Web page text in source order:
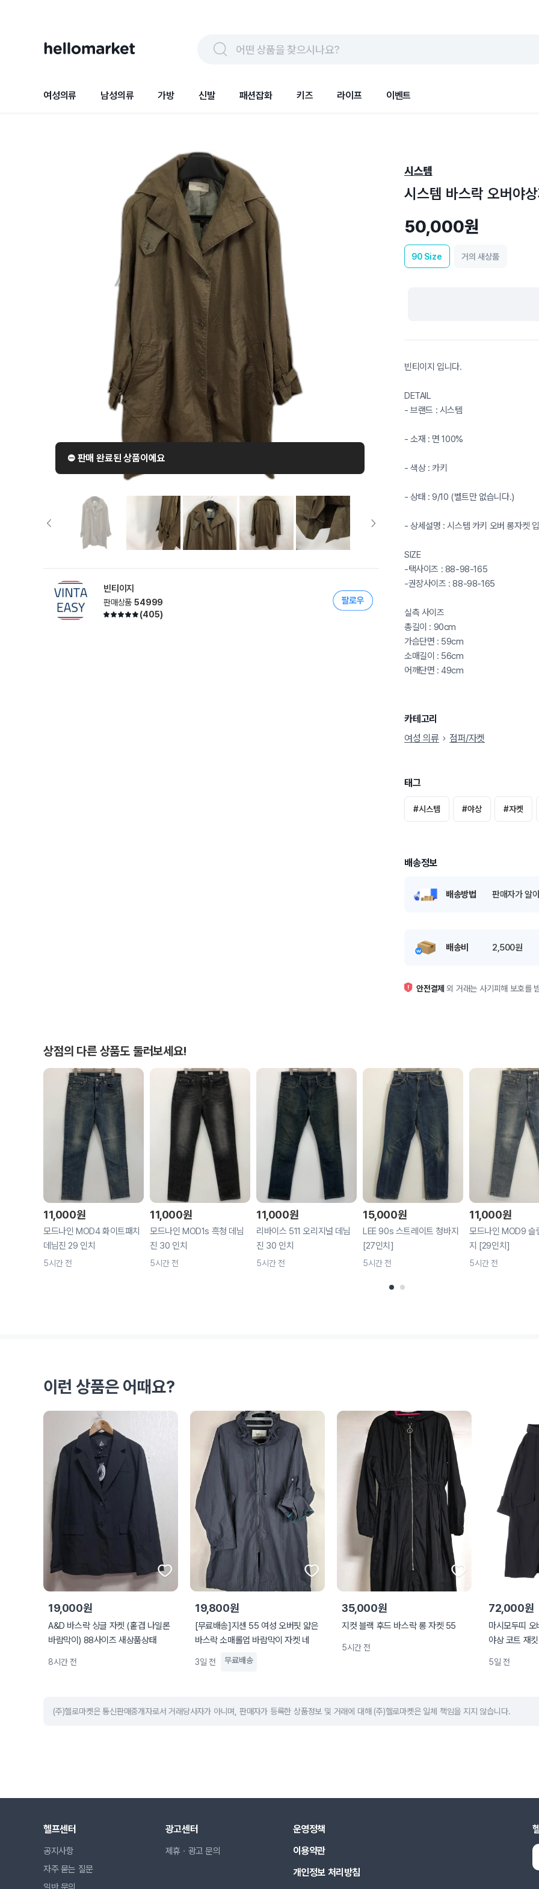
어떤 상품을 찾으시나요?
여성의류 남성의류 가방 신발 패션잡화 키즈 라이프 이벤트
⛔️ 판매 완료된 상품이에요
빈티이지
판매상품 54999
(405)
시스템
시스템 바스락 오버
50,000원
90 Size 거의 새상품
빈티이지 입니다.
DETAIL
- 브랜드 : 시스템
- 소재 : 면 100%
- 색상 : 카키
- 상태 : 9/10 (벨트만 없습니다.)
- 상세설명 : 시스템 카키 오버 롱자켓
SIZE
-택사이즈 : 88-98-165
-권장사이즈 : 88-98-165
실측 사이즈
총길이 : 90cm
가슴단면 : 59cm
소매길이 : 56cm
어깨단면 : 49cm
카테고리
여성 의류
점퍼/자켓
태그
#시스템 #야상 #자켓
배송정보
배송방법 판매자가 알
배송비 2,500원
안전결제 외 거래는 사기피해 보호를
상점의 다른 상품도 둘러보세요!
11,000원
모드나인 MOD4 화이트패치
데님진 29 인치
5시간 전
11,000원
모드나인 MOD1s 흑청 데님
진 30 인치
5시간 전
11,000원
리바이스 511 오리지널 데님
진 30 인치
5시간 전
15,000원
LEE 90s 스트레이트 청바지
[27인치]
5시간 전
11,000원
모드나인 MOD9 슬
지 [29인치]
5시간 전
이런 상품은 어때요?
19,000원
A&D 바스락 싱글 자켓 (홑겹 나일론
바람막이) 88사이즈 새상품상태
8시간 전
19,800원
[무료배송]지센 55 여성 오버핏 얇은
바스락 소매롤업 바람막이 자켓 네
3일 전 무료배송
35,000원
지컷 블랙 후드 바스락 롱 자켓 55
5시간 전
72,000원
마시모두띠 오
야상 코트 재킷
5일 전
(주)헬로마켓은 통신판매중개자로서 거래당사자가 아니며, 판매자가 등록한 상품정보 및 거래에 대해 (주)헬로마켓은 일체 책임을 지지 않습니다.
헬프센터
공지사항
자주 묻는 질문
광고센터
제휴ㆍ광고 문의
운영정책
이용약관
개인정보 처리방침